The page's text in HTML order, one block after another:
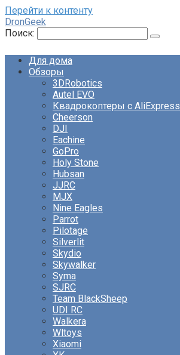
Перейти к контенту
DronGeek
Поиск:
Для дома
Обзоры
3DRobotics
Autel EVO
Квадрокоптеры с AliExpress
Cheerson
DJI
Eachine
GoPro
Holy Stone
Hubsan
JJRC
MJX
Nine Eagles
Parrot
Pilotage
Silverlit
Skydio
Skywalker
Syma
SJRC
Team BlackSheep
UDI RC
Walkera
Wltoys
Xiaomi